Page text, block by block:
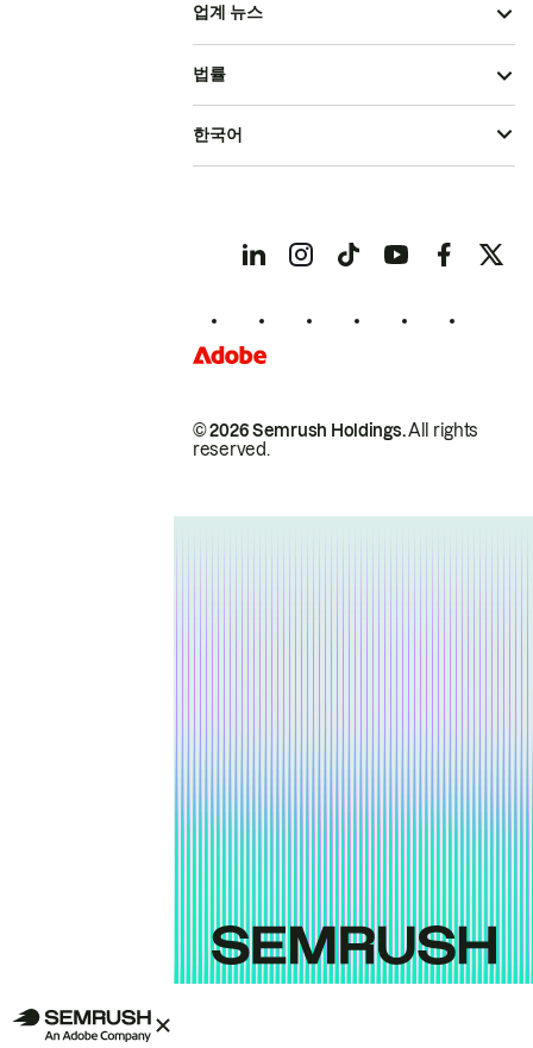
업계 뉴스
© 2026 Semrush Holdings.All rights
reserved.
법률
한국어